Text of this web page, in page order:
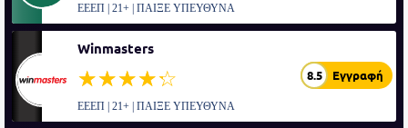
ΕΕΕΠ | 21+ | ΠΑΙΞΕ ΥΠΕΥΘΥΝΑ
Winmasters
☆☆☆☆☆
★★★★★ 8.5 Εγγραφή
ΕΕΕΠ | 21+ | ΠΑΙΞΕ ΥΠΕΥΘΥΝΑ